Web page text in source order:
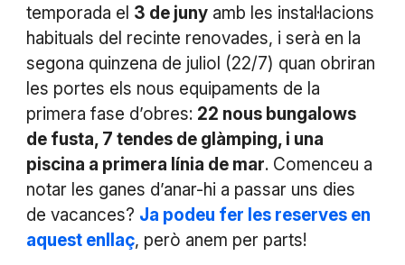
temporada el 3 de junyamb les instal·lacions
habituals del recinte renovades, i serà en la
segona quinzena de juliol (22/7) quan obriran
les portes els nous equipaments de la
primera fase d’obres: 22 nous bungalows
de fusta, 7 tendes de glàmping, i una
piscina a primera línia de mar. Comenceu a
notar les ganes d’anar-hi a passar uns dies
de vacances? Ja podeu fer les reserves en
aquest enllaç, però anem per parts!